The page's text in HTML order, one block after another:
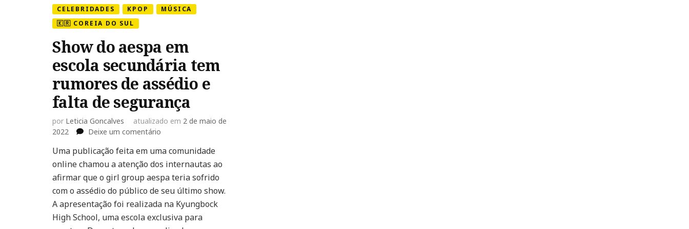
CELEBRIDADES KPOP
MÚSICA
🇰🇷 COREIA DO SUL
Show do aespa em
escola secundária tem
rumores de assédio e
falta de segurança
por Leticia Goncalves atualizado em 2 de maio de
2022
Deixe um comentário
do
aespa
em
escola
secundária
tem
rumores
Uma publicação feita em uma comunidade
online chamou a atenção dos internautas ao
afirmar que o girl group aespa teria sofrido
com o assédio do público de seu último show.
A apresentação foi realizada na Kyungbock
High School, uma escola exclusiva para